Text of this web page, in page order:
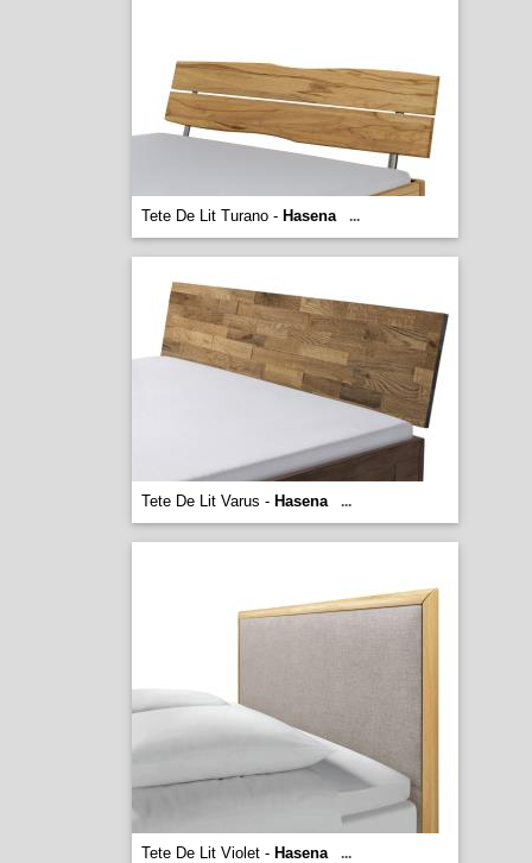
Tete De Lit Turano - Hasena ...
Tete De Lit Varus - Hasena ...
Tete De Lit Violet - Hasena ...